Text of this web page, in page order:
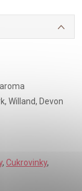
Willand, Devon
, Cukrovinky,